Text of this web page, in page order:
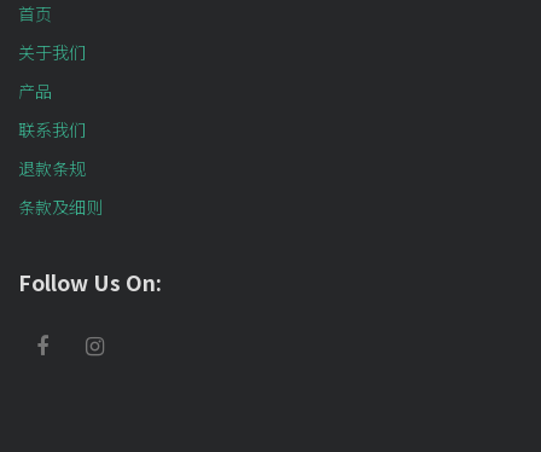
首页
关于我们
产品
联系我们
退款条规
条款及细则
Follow Us On: